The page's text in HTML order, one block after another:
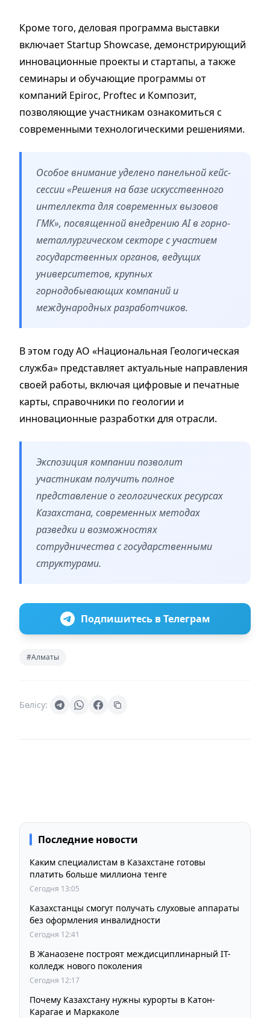
Кроме того, деловая программа выставки
включает Startup Showcase, демонстрирующий
инновационные проекты и стартапы, а также
семинары и обучающие программы от
компаний Epiroc, Proftec и Композит,
позволяющие участникам ознакомиться с
современными технологическими решениями.
Особое внимание уделено панельной кейс-
сессии «Решения на базе искусственного
интеллекта для современных вызовов
ГМК», посвященной внедрению AI в горно-
металлургическом секторе с участием
государственных органов, ведущих
университетов, крупных
горнодобывающих компаний и
международных разработчиков.
В этом году АО «Национальная Геологическая
служба» представляет актуальные направления
своей работы, включая цифровые и печатные
карты, справочники по геологии и
инновационные разработки для отрасли.
Экспозиция компании позволит
участникам получить полное
представление о геологических ресурсах
Казахстана, современных методах
разведки и возможностях
сотрудничества с государственными
структурами.
Подпишитесь в Телеграм
#Алматы
Бөлісу:
Последние новости
Каким специалистам в Казахстане готовы
платить больше миллиона тенге
Сегодня 13:05
Казахстанцы смогут получать слуховые аппараты
без оформления инвалидности
Сегодня 12:41
В Жанаозене построят междисциплинарный IT-
колледж нового поколения
Сегодня 12:17
Почему Казахстану нужны курорты в Катон-
Карагае и Маркаколе